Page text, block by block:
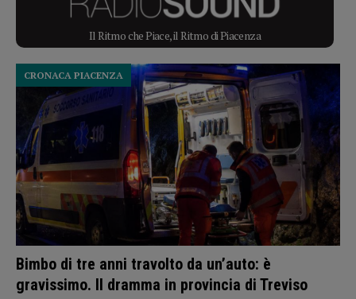
Il Ritmo che Piace, il Ritmo di Piacenza
Bimbo di tre anni travolto da un’auto: è
gravissimo. Il dramma in provincia di Treviso
CRONACA PIACENZA